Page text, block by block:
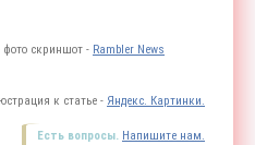
фото скриншот - Rambler News
к статье - Яндекс. Картинки.
Есть вопросы. Напишите нам.